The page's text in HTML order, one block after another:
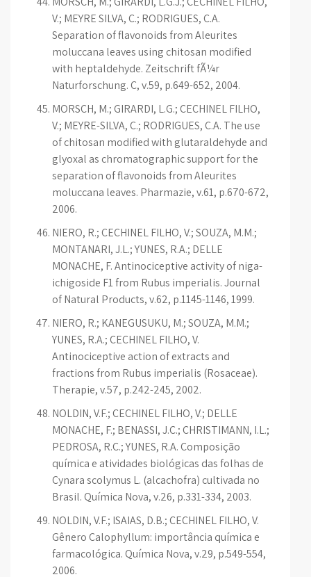
V.; MEYRE SILVA, C.; RODRIGUES, C.A.
Separation of flavonoids from Aleurites
moluccana leaves using chitosan modified
with heptaldehyde. Zeitschrift fÃ¼r
Naturforschung. C, v.59, p.649-652, 2004.
MORSCH, M.; GIRARDI, L.G.; CECHINEL FILHO,
V.; MEYRE-SILVA, C.; RODRIGUES, C.A. The use
of chitosan modified with glutaraldehyde and
glyoxal as chromatographic support for the
separation of flavonoids from Aleurites
moluccana leaves. Pharmazie, v.61, p.670-672,
2006.
NIERO, R.; CECHINEL FILHO, V.; SOUZA, M.M.;
MONTANARI, J.L.; YUNES, R.A.; DELLE
MONACHE, F. Antinociceptive activity of niga-
ichigoside F1 from Rubus imperialis. Journal
of Natural Products, v.62, p.1145-1146, 1999.
NIERO, R.; KANEGUSUKU, M.; SOUZA, M.M.;
YUNES, R.A.; CECHINEL FILHO, V.
Antinociceptive action of extracts and
fractions from Rubus imperialis (Rosaceae).
Therapie, v.57, p.242-245, 2002.
NOLDIN, V.F.; CECHINEL FILHO, V.; DELLE
MONACHE, F.; BENASSI, J.C.; CHRISTIMANN, I.L.;
PEDROSA, R.C.; YUNES, R.A. Composição
química e atividades biológicas das folhas de
Cynara scolymus L. (alcachofra) cultivada no
Brasil. Química Nova, v.26, p.331-334, 2003.
NOLDIN, V.F.; ISAIAS, D.B.; CECHINEL FILHO, V.
Gênero Calophyllum: importância química e
farmacológica. Química Nova, v.29, p.549-554,
2006.